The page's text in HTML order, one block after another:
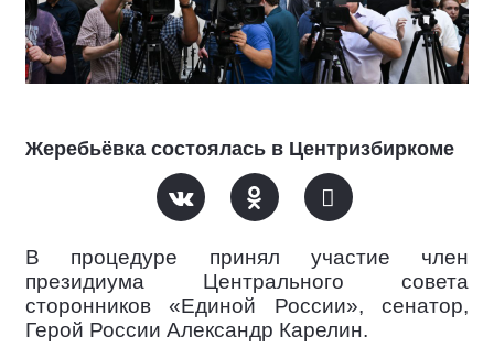
Жеребьёвка состоялась в Центризбиркоме
В процедуре принял участие член
президиума Центрального совета
сторонников «Единой России», сенатор,
Герой России Александр Карелин.